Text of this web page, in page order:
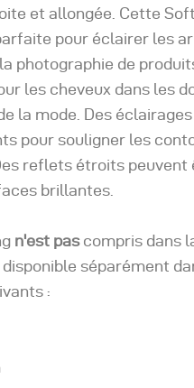
et allongée. Cette
pour éclairer les
photographie de
les cheveux dans les
la mode. Des
pour souligner les
reflets étroits peuvent
brillantes.
n'est pascompris dans
séparément
: